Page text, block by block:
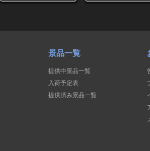
景品一覧
提供中景品一覧
入荷予定表
提供済み景品一覧